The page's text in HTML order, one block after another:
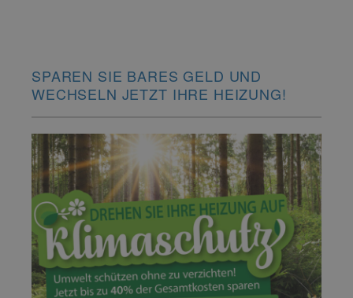
SPAREN SIE BARES GELD UND
WECHSELN JETZT IHRE HEIZUNG!